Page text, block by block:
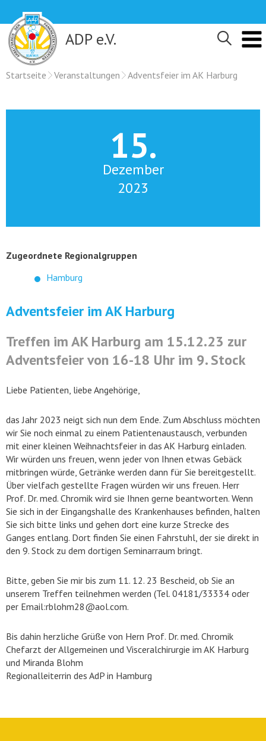
content
ADP e.V.
Startseite Veranstaltungen Adventsfeier im AK Harburg
15.
Dezember
2023
Zugeordnete Regionalgruppen
Hamburg
Adventsfeier im AK Harburg
Treffen im AK Harburg am 15.12.23 zur
Adventsfeier von 16-18 Uhr im 9. Stock
Liebe Patienten, liebe Angehörige,
das Jahr 2023 neigt sich nun dem Ende. Zum Abschluss möchten
wir Sie noch einmal zu einem Patientenaustausch, verbunden
mit einer kleinen Weihnachtsfeier in das AK Harburg einladen.
Wir würden uns freuen, wenn jeder von Ihnen etwas Gebäck
mitbringen würde, Getränke werden dann für Sie bereitgestellt.
Über vielfach gestellte Fragen würden wir uns freuen. Herr
Prof. Dr. med. Chromik wird sie Ihnen gerne beantworten. Wenn
Sie sich in der Eingangshalle des Krankenhauses befinden, halten
Sie sich bitte links und gehen dort eine kurze Strecke des
Ganges entlang. Dort finden Sie einen Fahrstuhl, der sie direkt in
den 9. Stock zu dem dortigen Seminarraum bringt.
Bitte, geben Sie mir bis zum 11. 12. 23 Bescheid, ob Sie an
unserem Treffen teilnehmen werden (Tel. 04181/33334 oder
per Email:rblohm28@aol.com.
Bis dahin herzliche Grüße von Hern Prof. Dr. med. Chromik
Chefarzt der Allgemeinen und Visceralchirurgie im AK Harburg
und Miranda Blohm
Regionalleiterrin des AdP in Hamburg